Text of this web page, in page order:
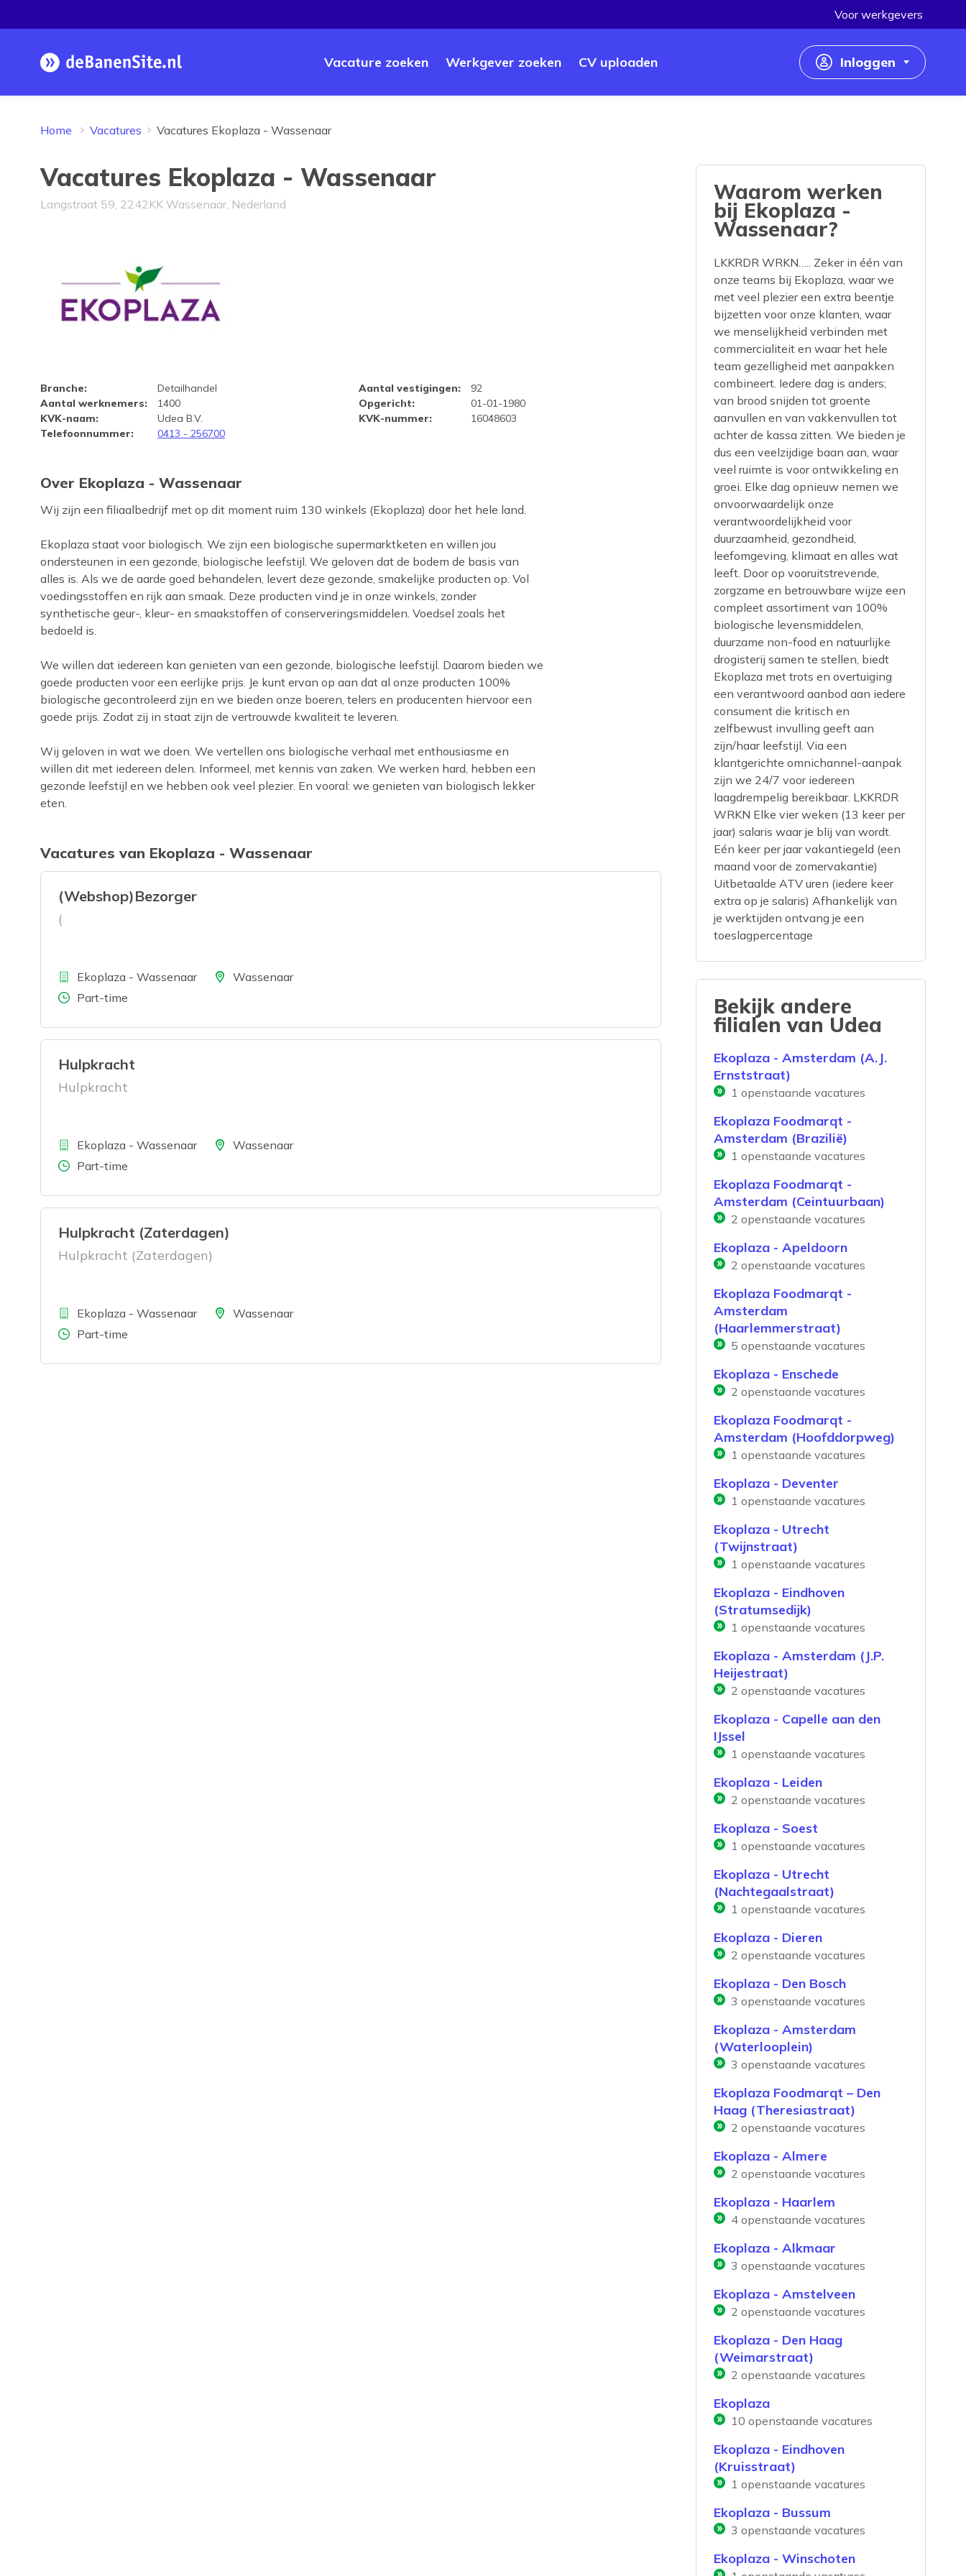
Homepage Vacature zoeken Werkgever zoeken CV uploaden
Voor werkgevers
Inloggen
Home Vacatures Vacatures Ekoplaza - Wassenaar
Vacatures Ekoplaza - Wassenaar
Langstraat 59, 2242KK Wassenaar, Nederland
Bedrijfsprofiel Ekoplaza - Wassenaar
Branche: Detailhandel Aantal vestigingen:
92
Aantal werknemers: 1400 Opgericht:
01-01-1980
KVK-naam: Udea B.V. KVK-nummer:
16048603
Telefoonnummer: 0413 - 256700
Over Ekoplaza - Wassenaar
Wij zijn een filiaalbedrijf met op dit moment ruim 130 winkels (Ekoplaza) door het hele land.
Ekoplaza staat voor biologisch. We zijn een biologische supermarktketen en willen jou
ondersteunen in een gezonde, biologische leefstijl. We geloven dat de bodem de basis van
alles is. Als we de aarde goed behandelen, levert deze gezonde, smakelijke producten op. Vol
voedingsstoffen en rijk aan smaak. Deze producten vind je in onze winkels, zonder
synthetische geur-, kleur- en smaakstoffen of conserveringsmiddelen. Voedsel zoals het
bedoeld is.
We willen dat iedereen kan genieten van een gezonde, biologische leefstijl. Daarom bieden we
goede producten voor een eerlijke prijs. Je kunt ervan op aan dat al onze producten 100%
biologische gecontroleerd zijn en we bieden onze boeren, telers en producenten hiervoor een
goede prijs. Zodat zij in staat zijn de vertrouwde kwaliteit te leveren.
Wij geloven in wat we doen. We vertellen ons biologische verhaal met enthousiasme en
willen dit met iedereen delen. Informeel, met kennis van zaken. We werken hard, hebben een
gezonde leefstijl en we hebben ook veel plezier. En vooral: we genieten van biologisch lekker
eten.
Vacatures van Ekoplaza - Wassenaar
(Webshop)Bezorger
(
BedrijfEkoplaza - WassenaarLocatieWassenaar
Aantal uren
Part-time
Hulpkracht
Hulpkracht
BedrijfEkoplaza - WassenaarLocatieWassenaar
Aantal uren
Part-time
Hulpkracht (Zaterdagen)
Hulpkracht (Zaterdagen)
BedrijfEkoplaza - WassenaarLocatieWassenaar
Aantal uren
Part-time
Waarom werken
bij Ekoplaza -
Wassenaar?
LKKRDR WRKN….. Zeker in één van
onze teams bij Ekoplaza, waar we
met veel plezier een extra beentje
bijzetten voor onze klanten, waar
we menselijkheid verbinden met
commercialiteit en waar het hele
team gezelligheid met aanpakken
combineert. Iedere dag is anders;
van brood snijden tot groente
aanvullen en van vakkenvullen tot
achter de kassa zitten. We bieden je
dus een veelzijdige baan aan, waar
veel ruimte is voor ontwikkeling en
groei. Elke dag opnieuw nemen we
onvoorwaardelijk onze
verantwoordelijkheid voor
duurzaamheid, gezondheid,
leefomgeving, klimaat en alles wat
leeft. Door op vooruitstrevende,
zorgzame en betrouwbare wijze een
compleet assortiment van 100%
biologische levensmiddelen,
duurzame non-food en natuurlijke
drogisterij samen te stellen, biedt
Ekoplaza met trots en overtuiging
een verantwoord aanbod aan iedere
consument die kritisch en
zelfbewust invulling geeft aan
zijn/haar leefstijl. Via een
klantgerichte omnichannel-aanpak
zijn we 24/7 voor iedereen
laagdrempelig bereikbaar. LKKRDR
WRKN Elke vier weken (13 keer per
jaar) salaris waar je blij van wordt.
Eén keer per jaar vakantiegeld (een
maand voor de zomervakantie)
Uitbetaalde ATV uren (iedere keer
extra op je salaris) Afhankelijk van
je werktijden ontvang je een
toeslagpercentage
Bekijk andere
filialen van Udea
Ekoplaza - Amsterdam (A.J.
Ernststraat)
1 openstaande vacatures
Ekoplaza Foodmarqt -
Amsterdam (Brazilië)
1 openstaande vacatures
Ekoplaza Foodmarqt -
Amsterdam (Ceintuurbaan)
2 openstaande vacatures
Ekoplaza - Apeldoorn
2 openstaande vacatures
Ekoplaza Foodmarqt -
Amsterdam
(Haarlemmerstraat)
5 openstaande vacatures
Ekoplaza - Enschede
2 openstaande vacatures
Ekoplaza Foodmarqt -
Amsterdam (Hoofddorpweg)
1 openstaande vacatures
Ekoplaza - Deventer
1 openstaande vacatures
Ekoplaza - Utrecht
(Twijnstraat)
1 openstaande vacatures
Ekoplaza - Eindhoven
(Stratumsedijk)
1 openstaande vacatures
Ekoplaza - Amsterdam (J.P.
Heijestraat)
2 openstaande vacatures
Ekoplaza - Capelle aan den
IJssel
1 openstaande vacatures
Ekoplaza - Leiden
2 openstaande vacatures
Ekoplaza - Soest
1 openstaande vacatures
Ekoplaza - Utrecht
(Nachtegaalstraat)
1 openstaande vacatures
Ekoplaza - Dieren
2 openstaande vacatures
Ekoplaza - Den Bosch
3 openstaande vacatures
Ekoplaza - Amsterdam
(Waterlooplein)
3 openstaande vacatures
Ekoplaza Foodmarqt – Den
Haag (Theresiastraat)
2 openstaande vacatures
Ekoplaza - Almere
2 openstaande vacatures
Ekoplaza - Haarlem
4 openstaande vacatures
Ekoplaza - Alkmaar
3 openstaande vacatures
Ekoplaza - Amstelveen
2 openstaande vacatures
Ekoplaza - Den Haag
(Weimarstraat)
2 openstaande vacatures
Ekoplaza
10 openstaande vacatures
Ekoplaza - Eindhoven
(Kruisstraat)
1 openstaande vacatures
Ekoplaza - Bussum
3 openstaande vacatures
Ekoplaza - Winschoten